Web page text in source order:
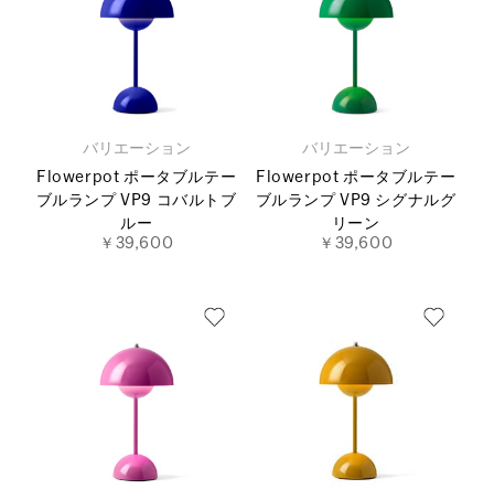
バリエーション
Flowerpot ポータブルテー
ブルランプ VP9 コバルトブ
ルー
￥39,600
バリエーション
Flowerpot ポータブルテー
ブルランプ VP9 シグナルグ
リーン
￥39,600